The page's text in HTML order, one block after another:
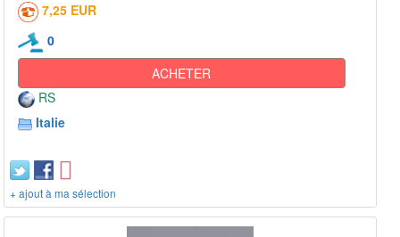
7,25 EUR
0
ACHETER
RS
Italie
+ ajout à ma sélection